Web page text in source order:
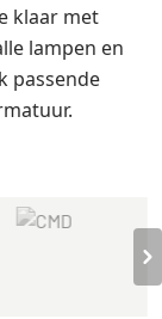
klaar met
lampen en
passende